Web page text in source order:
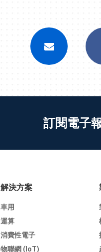
訂閱電子
解決方案
車用
運算
消費性電子
物聯網 (IoT)